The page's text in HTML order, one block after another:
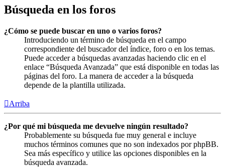
Búsqueda en los foros
¿Cómo se puede buscar en uno o varios foros?
Introduciendo un término de búsqueda en el campo
correspondiente del buscador del índice, foro o en los temas.
Puede acceder a búsquedas avanzadas haciendo clic en el
enlace “Búsqueda Avanzada” que está disponible en todas las
páginas del foro. La manera de acceder a la búsqueda
depende de la plantilla utilizada.
Arriba
¿Por qué mi búsqueda me devuelve ningún resultado?
Probablemente su búsqueda fue muy general e incluye
muchos términos comunes que no son indexados por phpBB.
Sea más específico y utilice las opciones disponibles en la
búsqueda avanzada.